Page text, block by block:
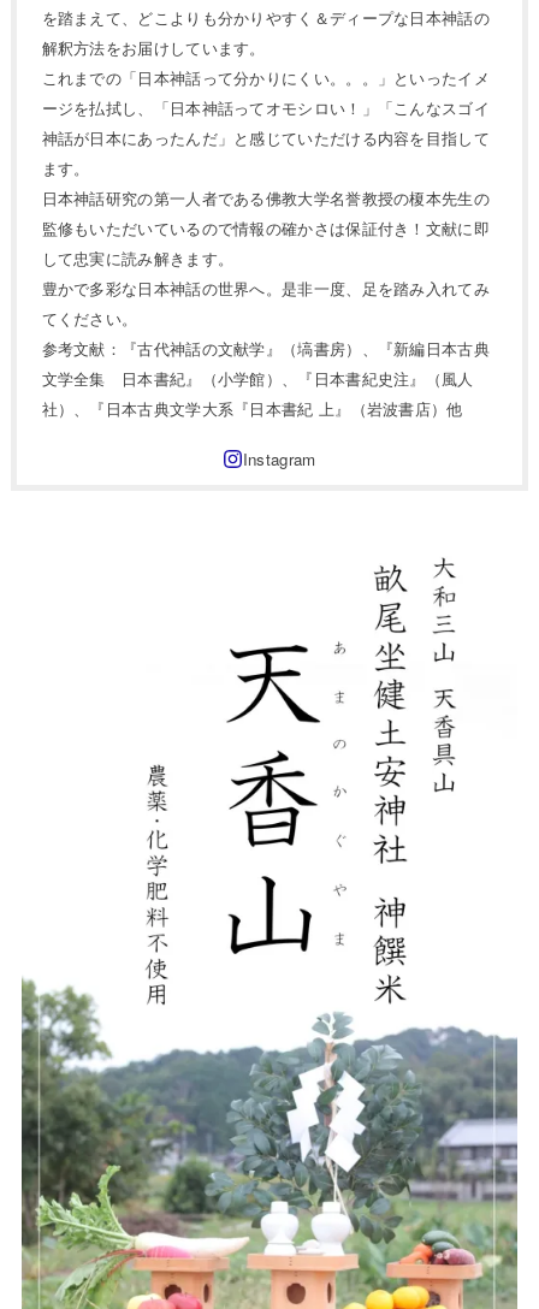
を踏まえて、どこよりも分かりやすく＆ディープな日本神話の
解釈方法をお届けしています。
これまでの「日本神話って分かりにくい。。。」といったイメ
ージを払拭し、「日本神話ってオモシロい！」「こんなスゴイ
神話が日本にあったんだ」と感じていただける内容を目指して
ます。
日本神話研究の第一人者である佛教大学名誉教授の榎本先生の
監修もいただいているので情報の確かさは保証付き！文献に即
して忠実に読み解きます。
豊かで多彩な日本神話の世界へ。是非一度、足を踏み入れてみ
てください。
参考文献：『古代神話の文献学』（塙書房）、『新編日本古典
文学全集 日本書紀』（小学館）、『日本書紀史注』（風人
社）、『日本古典文学大系『日本書紀 上』（岩波書店）他